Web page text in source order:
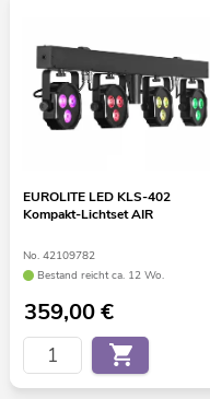
EUROLITE LED KLS-402
Kompakt-Lichtset AIR
No. 42109782
Bestand reicht ca. 12 Wo.
359,00€